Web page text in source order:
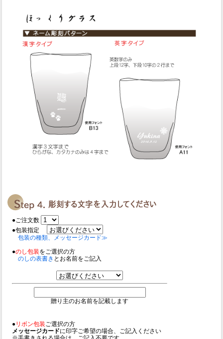
●ご注文数
●包装指定
包装の種類、メッセージカード≫
●のし包装をご選択の方
のしの表書き とお名前をご記入
贈り主のお名前を記載します
●リボン包装ご選択の方
メッセージカードに印字ご希望の場合、ご記入ください